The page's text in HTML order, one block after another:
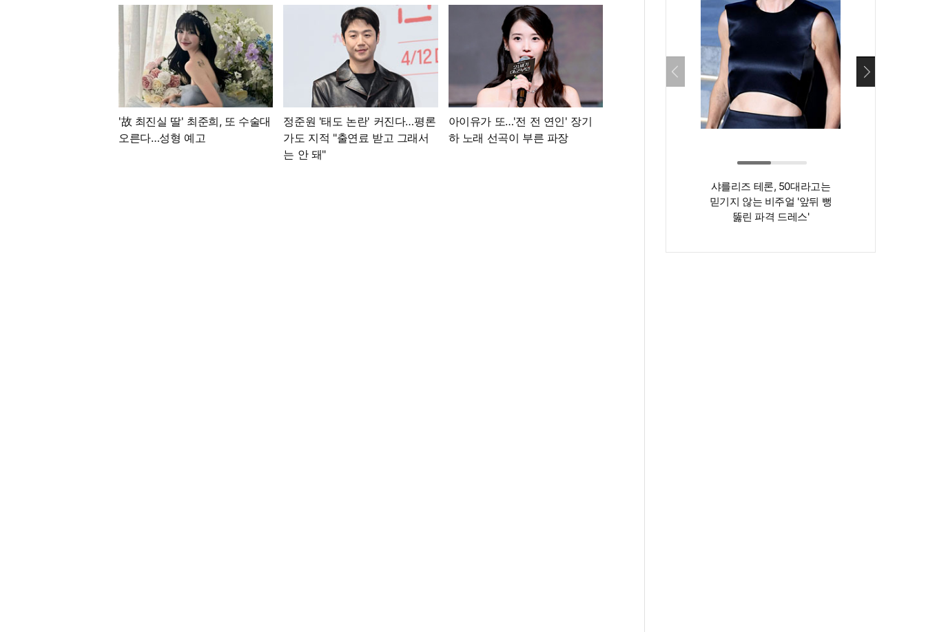
'故 최진실 딸' 최준희, 또 수술대
오른다…성형 예고
정준원 '태도 논란' 커진다…평론
가도 지적 "출연료 받고 그래서
는 안 돼"
아이유가 또…'전 전 연인' 장기
하 노래 선곡이 부른 파장
샤를리즈 테론, 50대라고는
믿기지 않는 비주얼 '앞뒤 뻥
뚫린 파격 드레스'